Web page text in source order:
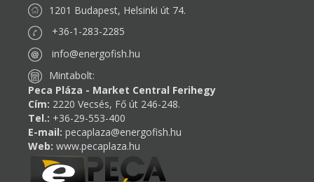
1201 Budapest, Helsinki út 74.
+36-1-283-2285
info@energofish.hu
Mintabolt:
Peca Pláza - Market Central Ferihegy
Cím: 2220 Vecsés, Fő út 246-248.
Tel.: +36-29-553-400
E-mail: pecaplaza@energofish.hu
Web: www.pecaplaza.hu